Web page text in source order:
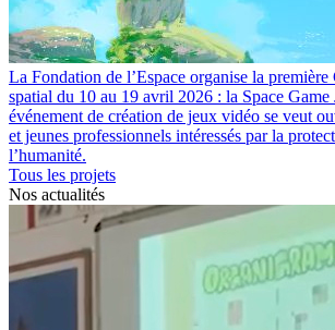
La Fondation de l’Espace organise la première
spatial du 10 au 19 avril 2026 : la Space Game
événement de création de jeux vidéo se veut
et jeunes professionnels intéressés par la
l’humanité.
Tous les projets
Nos actualités